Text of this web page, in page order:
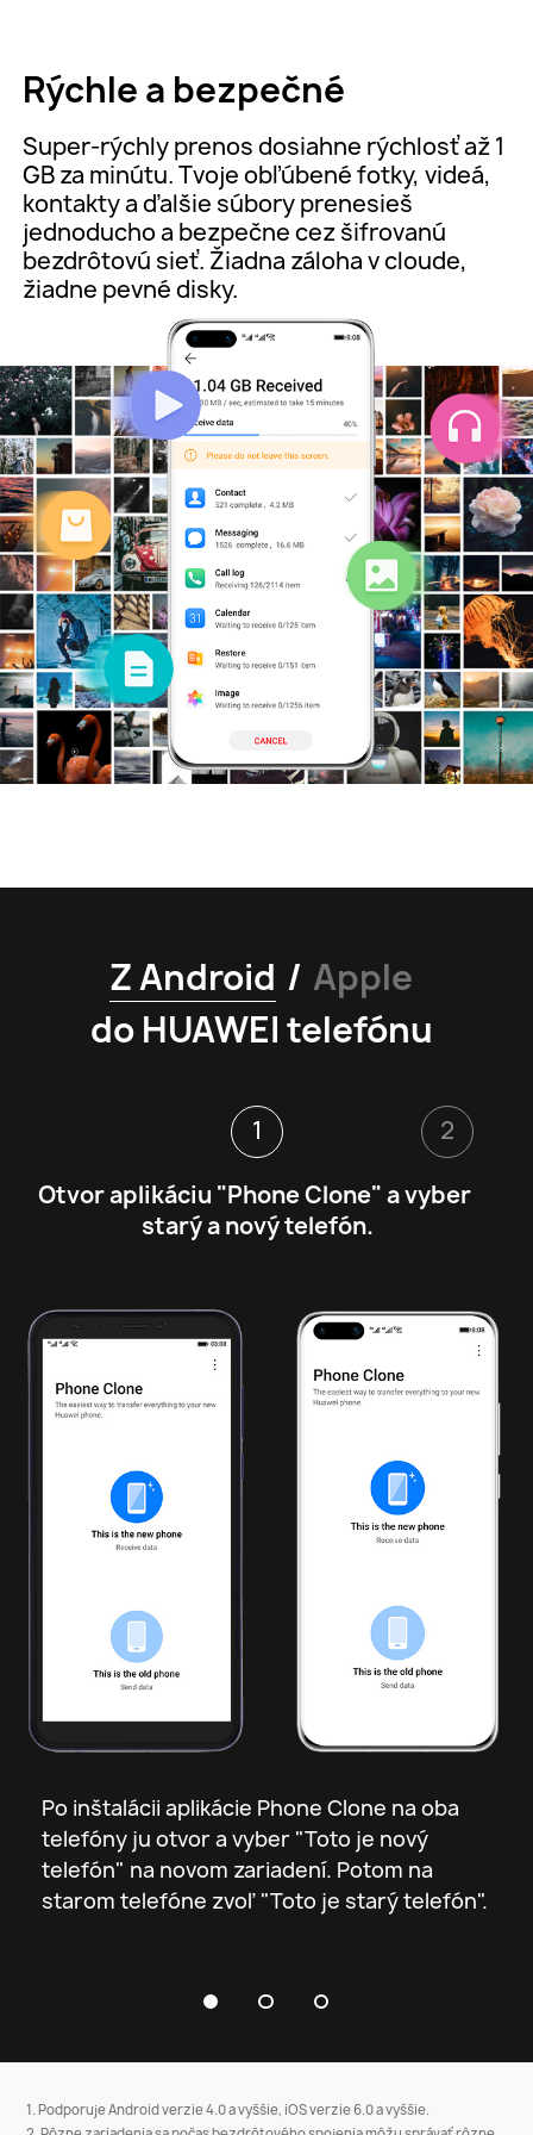
Rýchle a bezpečné
Super-rýchly prenos dosiahne rýchlosť až 1
GB za minútu. Tvoje obľúbené fotky, videá,
kontakty a ďalšie súbory prenesieš
jednoducho a bezpečne cez šifrovanú
bezdrôtovú sieť. Žiadna záloha v cloude,
žiadne pevné disky.
Z Android / Apple
do HUAWEI telefónu
1 2
Naskenuj QR kód a
Po inštalácii aplikácie Phone Clone na oba
telefóny ju otvor a vyber "Toto je nový
telefón" na novom zariadení. Potom na
starom telefóne zvoľ "Toto je starý telefón".
Starým telefónom naskenuj QR kód, ktorý sa
objaví na novom zariadení a vytvor spojenie.
1
Otvor aplikáciu "Phone Clone" a vyber
starý a nový telefón.
2
1. Podporuje Android verzie 4.0 a vyššie, iOS verzie 6.0 a vyššie.